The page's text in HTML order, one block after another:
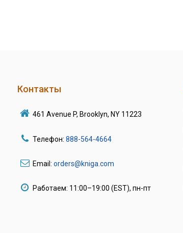
Контакты
461 Avenue P, Brooklyn, NY 11223
Телефон: 888-564-4664
Email: orders@kniga.com
Работаем: 11:00–19:00 (EST), пн-пт